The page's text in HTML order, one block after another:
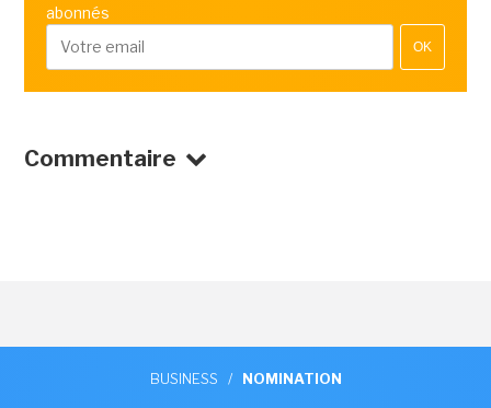
abonnés
OK
Commentaire
BUSINESS / NOMINATION